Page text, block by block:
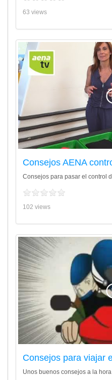
63 views
Consejos AENA
Consejos para pasar el control
102 views
Consejos para viajar
Unos buenos consejos a la